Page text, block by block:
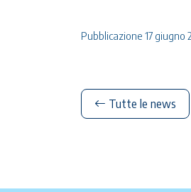
Pubblicazione 17 giugno
Tutte le news